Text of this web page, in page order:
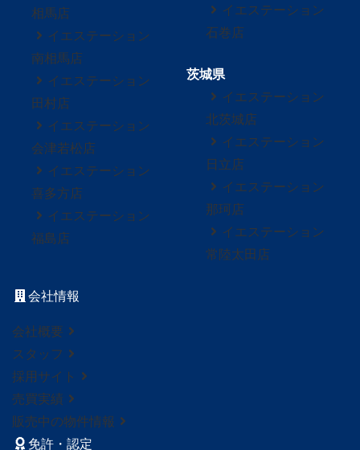
相馬店
イエステーション
南相馬店
イエステーション
田村店
イエステーション
会津若松店
イエステーション
喜多方店
イエステーション
福島店
イエステーション
石巻店
茨城県
イエステーション
北茨城店
イエステーション
日立店
イエステーション
那珂店
イエステーション
常陸太田店
会社情報
会社概要
スタッフ
採用サイト
売買実績
販売中の物件情報
免許・認定